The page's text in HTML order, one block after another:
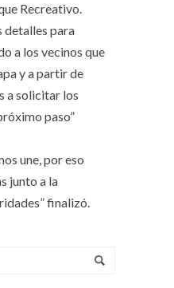
Recreativo.
detalles para
a los vecinos que
y a partir de
a solicitar los
paso”
une, por eso
junto a la
finalizó.